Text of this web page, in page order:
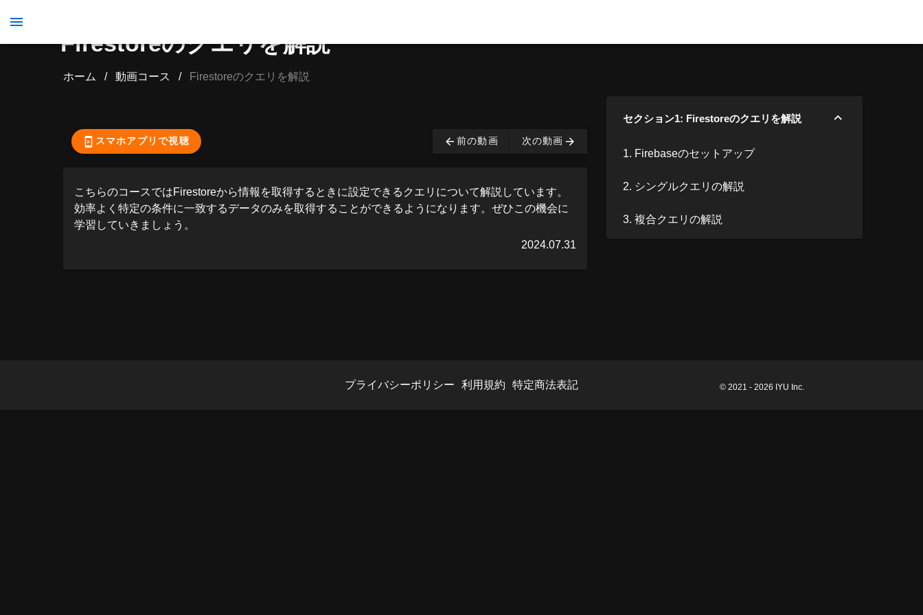
Firestoreのクエリを解説
ホーム / 動画コース / Firestoreのクエリを解説
スマホアプリで視聴
前の動画 次の動画
こちらのコースではFirestoreから情報を取得するときに設定できるクエリについて解説しています。
効率よく特定の条件に一致するデータのみを取得することができるようになります。ぜひこの機会に
学習していきましょう。
2024.07.31
セクション1: Firestoreのクエリを解説
1. Firebaseのセットアップ
2. シングルクエリの解説
3. 複合クエリの解説
プライバシーポリシー 利用規約 特定商法表記 © 2021 - 2026 IYU Inc.